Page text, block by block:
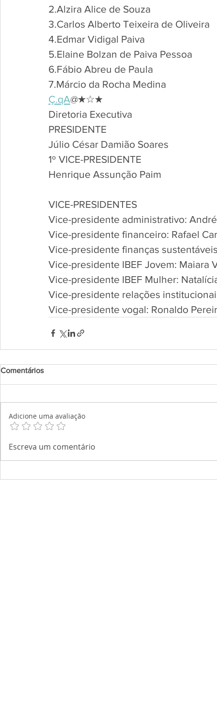
2.Alzira Alice de Souza
3.Carlos Alberto Teixeira de Oliveira
4.Edmar Vidigal Paiva
5.Elaine Bolzan de Paiva Pessoa
6.Fábio Abreu de Paula
7.Márcio da Rocha Medina
Ç.qA@★☆★
Diretoria Executiva
PRESIDENTE
Júlio César Damião Soares
1º VICE-PRESIDENTE
Henrique Assunção Paim
VICE-PRESIDENTES
Vice-presidente administrativo:
Vice-presidente financeiro: Rafael
Vice-presidente finanças
Vice-presidente IBEF Jovem: Maiara
Vice-presidente IBEF Mulher:
Vice-presidente relações
Vice-presidente vogal: Ronaldo
Comentários
Adicione uma avaliação
Escreva um comentário